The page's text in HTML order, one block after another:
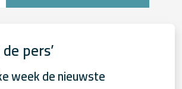
pers’
week de nieuwste